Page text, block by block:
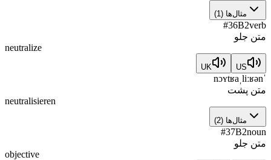
مثال‌ها (
1
)
#36B2verb
متن جلو
neutralize
US
UK
ˈnɔʏtʁaˌliːʁən
متن پشت
neutralisieren
مثال‌ها (
2
)
#37B2noun
متن جلو
objective